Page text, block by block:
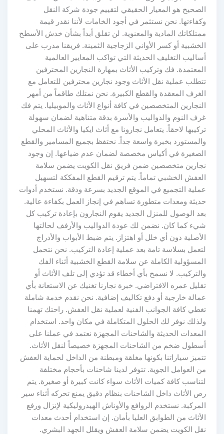
الصحيح هو المعيار الحقيقي لتقييم جودة شركة النقل
وكفاءتها. نحن نستثمر في أجود الخامات لأننا نقدر قيمة
ممتلكاتك المادية والمعنوية. لن تقلق أبداً بشأن خدش الأسطح
الخشبية أو كسر الأواني الزجاجية الثمينة. فريقنا مدرب على
أساليب التغليف الحديثة التي تواكب المعايير العالمية
المعتمدة. فك وتركيب الأثاث بمهارة النجارين المحترفين
تتطلب عملية نقل الأثاث وجود نجارين محترفين للتعامل مع
الغرف المعقدة والقطع الكبيرة. نحن نمتلك طاقماً من أمهر
النجارين المتخصصين في كافة أنواع الأثاث والموبيليا. يتم فك
غرف النوم والدواليب والأسرة بدقة متناهية لضمان سهولة
تركيبها لاحقاً. يتعامل نجارونا مع أثاث ايكيا والأثاث المحلي
والمستورد بخبرة واسعة جداً. نحتفظ بجميع المسامير والقطع
الصغيرة في أكياس مخصصة لضمان عدم ضياعها. إن وجود
نجارين متخصصين ضمن فريق نقل الكويت يضمن سلامة
العفش الخشبي تماماً. يتم ترقيم القطع المفككة لتسهيل
عملية التجميع في الموقع الجديد بسرعة ودقة. نستخدم أدوات
حديثة ومعدات متطورة تساهم في إنجاز العمل بكفاءة عالية.
بعد الوصول للمنزل الجديد يقوم النجارون بإعادة تركيب كل
شيء كما كان. نضمن لك عودة الدواليب والأرفف لحالتها
الأصلية دون أي خلل أو اهتزاز. يتم ضبط الأبواب والأدراج
لتعمل بسلاسة تامة بعد عملية إعادة التركيب. نحن نتحمل
المسؤولية الكاملة عن سلامة القطع الخشبية أثناء الفك
والتركيب. لا نسمح بأي أخطاء قد تؤدي إلى تلف الأثاث أو
تقليل عمره الافتراضي. خبرة نجارنا تغنيك عن الاستعانة بأي
عمالة خارجية أو دفع تكاليف إضافية. نحن نقدم خدمة شاملة
تغطي كافة الجوانب الفنية لعملية نقل العفش. راحتك تهمنا
ولذلك نوفر لك الحلول المتكاملة في مكان واحد. استخدام
المعدات الحديثة والشاحنات المجهزة نعتمد في عملنا على
أسطول ضخم من الشاحنات المجهزة خصيصاً لنقل الأثاث.
تتميز سياراتنا بكونها مغلقة ومبطنة من الداخل لحماية العفش
من العوامل الجوية. تتوفر لدينا شاحنات بأحجام مختلفة
لتناسب كافة كميات الأثاث سواء كانت كبيرة أو صغيرة. يتم
رص الأثاث داخل الشاحنات بنظام دقيق يمنع تحركه أثناء سير
المركبة. نستخدم الروافع والأوناش الهيدروليكية لإنزال ورفع
الأثاث من الطوابق العليا بأمان. إن استخدام أحدث معدات
نقل الكويت يضمن سلامة العفش ويقلل الجهد البشري.